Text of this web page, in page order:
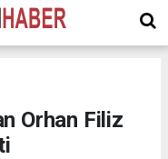
Orhan Filiz